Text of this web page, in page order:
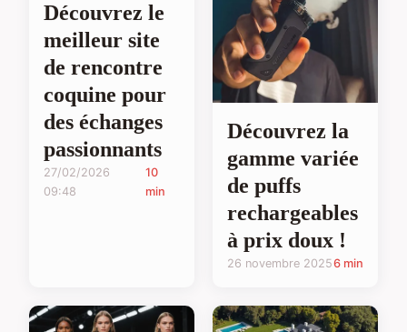
Découvrez le
meilleur site
de rencontre
coquine pour
des échanges
passionnants
27/02/2026
09:48
10
min
Découvrez la
gamme variée
de puffs
rechargeables
à prix doux !
26 novembre 20256 min